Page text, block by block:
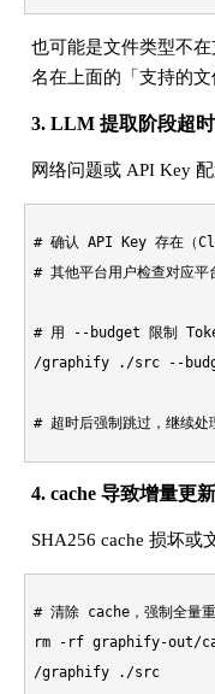
也可能是文件类型不
名在上面的「支持的文
3. LLM 提取阶段超
网络问题或 API Key 配
# 确认 API Key 存在（
# 其他平台用户检查对应
# 用 --budget 限制
/graphify ./src --
# 超时后强制跳过，继续处
4. cache 导致增量更
SHA256 cache 损坏或
# 清除 cache，强制全量
rm -rf graphify-out/
/graphify ./src